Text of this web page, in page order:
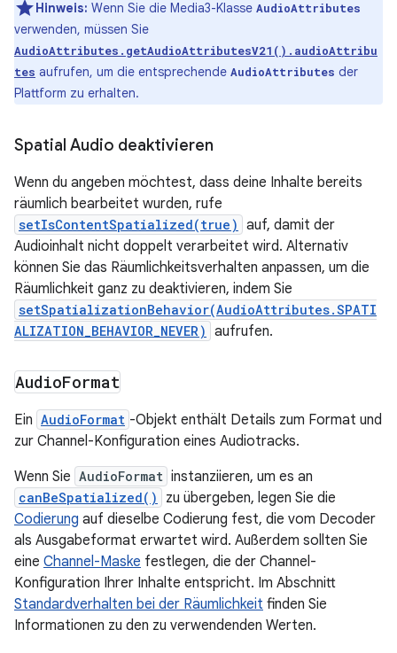
Hinweis: Wenn Sie die Media3-Klasse AudioAttributes
verwenden, müssen Sie
AudioAttributes.getAudioAttributesV21().audioAttribu
tes aufrufen, um die entsprechende AudioAttributes der
Plattform zu erhalten.
Spatial Audio deaktivieren
Wenn du angeben möchtest, dass deine Inhalte bereits
räumlich bearbeitet wurden, rufe
setIsContentSpatialized(true) auf, damit der
Audioinhalt nicht doppelt verarbeitet wird. Alternativ
können Sie das Räumlichkeitsverhalten anpassen, um die
Räumlichkeit ganz zu deaktivieren, indem Sie
setSpatializationBehavior(AudioAttributes.SPATI
ALIZATION_BEHAVIOR_NEVER) aufrufen.
AudioFormat
Ein AudioFormat -Objekt enthält Details zum Format und
zur Channel-Konfiguration eines Audiotracks.
Wenn Sie AudioFormat instanziieren, um es an
canBeSpatialized()
zu übergeben, legen Sie die
Codierung auf dieselbe Codierung fest, die vom Decoder
als Ausgabeformat erwartet wird. Außerdem sollten Sie
eine Channel-Maske festlegen, die der Channel-
Konfiguration Ihrer Inhalte entspricht. Im Abschnitt
Standardverhalten bei der Räumlichkeit finden Sie
Informationen zu den zu verwendenden Werten.